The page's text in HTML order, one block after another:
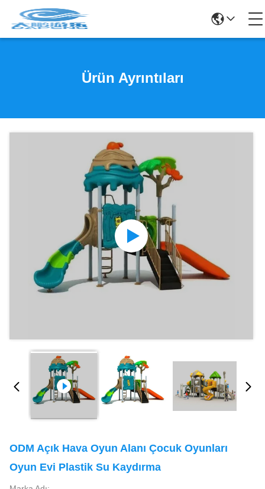
Ürün Ayrıntıları
ODM Açık Hava Oyun Alanı Çocuk Oyunları
Oyun Evi Plastik Su Kaydırma